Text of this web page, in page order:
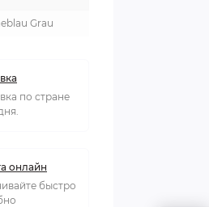
Grau
по стране
онлайн
быстро